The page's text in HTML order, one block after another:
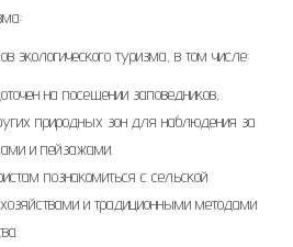
экологического туризма, в том числе:
на посещении заповедников,
природных зон для наблюдения за
и пейзажами.
познакомиться с сельской
и традиционными методами